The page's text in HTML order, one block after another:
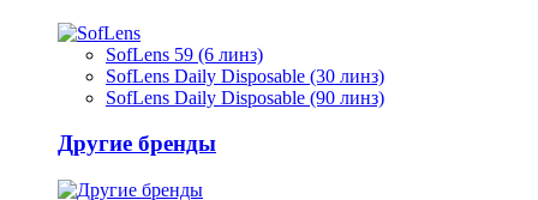
SofLens 59 (6 линз)
SofLens Daily Disposable (30 линз)
SofLens Daily Disposable (90 линз)
Другие бренды